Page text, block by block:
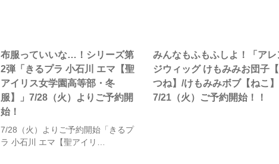
布服っていいな…！シリーズ第
2弾「きるプラ 小石川 エマ【聖
アイリス女学園高等部・冬
服】」7/28（火）よりご予約開
始！
7/28（火）よりご予約開始「きるプ
ラ 小石川 エマ【聖アイリ…
みんなもふもふしよ！「アレ
ジウィッグ けもみみお団子
つね】/けもみみボブ【ねこ】
7/21（火）ご予約開始！！